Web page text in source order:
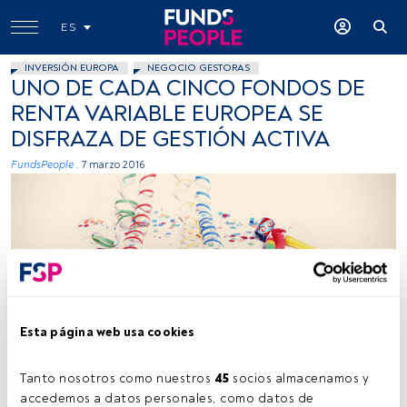
Esta página web usa cookies
Tanto nosotros como nuestros 45 socios almacenamos y
accedemos a datos personales, como datos de
ES
INVERSIÓN EUROPA NEGOCIO GESTORAS
UNO DE CADA CINCO FONDOS DE
RENTA VARIABLE EUROPEA SE
DISFRAZA DE GESTIÓN ACTIVA
FundsPeople . 7 marzo 2016
Fernando Coello Vicente, Flickr, Creative Commons
Tiempo lectura: 2 min.